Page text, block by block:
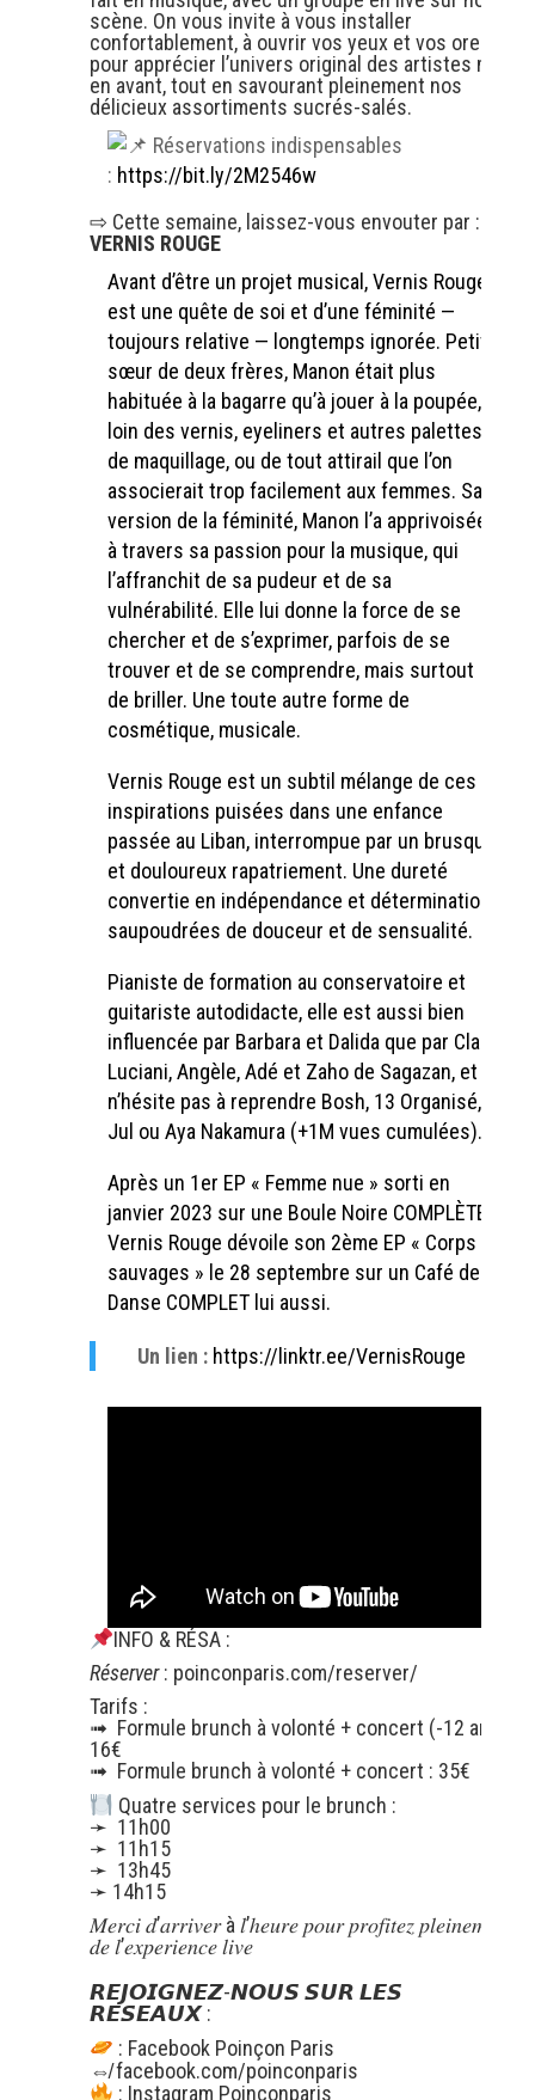
scène. On vous invite à vous installer
confortablement, à ouvrir vos yeux et vos oreilles
pour apprécier l’univers original des artistes mis
en avant, tout en savourant pleinement nos
délicieux assortiments sucrés-salés.
Réservations indispensables
: https://bit.ly/2M2546w
⇨ Cette semaine, laissez-vous envouter par :
VERNIS ROUGE
Avant d’être un projet musical, Vernis Rouge
est une quête de soi et d’une féminité —
toujours relative — longtemps ignorée. Petite
sœur de deux frères, Manon était plus
habituée à la bagarre qu’à jouer à la poupée,
loin des vernis, eyeliners et autres palettes
de maquillage, ou de tout attirail que l’on
associerait trop facilement aux femmes. Sa
version de la féminité, Manon l’a apprivoisée
à travers sa passion pour la musique, qui
l’affranchit de sa pudeur et de sa
vulnérabilité. Elle lui donne la force de se
chercher et de s’exprimer, parfois de se
trouver et de se comprendre, mais surtout
de briller. Une toute autre forme de
cosmétique, musicale.
Vernis Rouge est un subtil mélange de ces
inspirations puisées dans une enfance
passée au Liban, interrompue par un brusque
et douloureux rapatriement. Une dureté
convertie en indépendance et détermination,
saupoudrées de douceur et de sensualité.
Pianiste de formation au conservatoire et
guitariste autodidacte, elle est aussi bien
influencée par Barbara et Dalida que par Clara
Luciani, Angèle, Adé et Zaho de Sagazan, et
n’hésite pas à reprendre Bosh, 13 Organisé,
Jul ou Aya Nakamura (+1M vues cumulées).
Après un 1er EP « Femme nue » sorti en
janvier 2023 sur une Boule Noire COMPLÈTE,
Vernis Rouge dévoile son 2ème EP « Corps
sauvages » le 28 septembre sur un Café de la
Danse COMPLET lui aussi.
Un lien : https://linktr.ee/VernisRouge
INFO & RÉSA :
Réserver: poinconparis.com/reserver/
Tarifs :
➟ Formule brunch à volonté + concert (-12 ans) :
16€
➟ Formule brunch à volonté + concert : 35€
Quatre services pour le brunch :
➛ 11h00
➛ 11h15
➛ 13h45
➛ 14h15
𝑀𝑒𝑟𝑐𝑖 𝑑’𝑎𝑟𝑟𝑖𝑣𝑒𝑟 à 𝑙’ℎ𝑒𝑢𝑟𝑒 𝑝𝑜𝑢𝑟 𝑝𝑟𝑜𝑓𝑖𝑡𝑒𝑧 𝑝𝑙𝑒𝑖𝑛𝑒𝑚𝑒𝑛𝑡
𝑑𝑒 𝑙’𝑒𝑥𝑝𝑒𝑟𝑖𝑒𝑛𝑐𝑒 𝑙𝑖𝑣𝑒
𝙍𝙀𝙅𝙊𝙄𝙂𝙉𝙀𝙕-𝙉𝙊𝙐𝙎 𝙎𝙐𝙍 𝙇𝙀𝙎
𝙍𝙀𝙎𝙀𝘼𝙐𝙓 :
: Facebook Poinçon Paris
⇎facebook.com/poinconparis
: Instagram Poinçonparis